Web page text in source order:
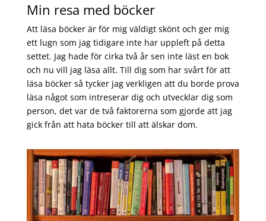
Min resa med böcker
Att läsa böcker är för mig väldigt skönt och ger mig
ett lugn som jag tidigare inte har uppleft på detta
settet. Jag hade för cirka två år sen inte läst en bok
och nu vill jag läsa allt. Till dig som har svårt för att
läsa böcker så tycker jag verkligen att du borde prova
läsa något som intreserar dig och utvecklar dig som
person, det var de två faktorerna som gjorde att jag
gick från att hata böcker till att älskar dom.